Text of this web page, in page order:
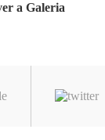
a Galeria